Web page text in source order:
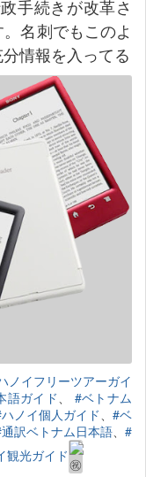
手続きが改革さ
名刺でもこのよ
情報を入ってる
ノイフリーツアーガイ
語ガイド、 #ベトナム
ノイ個人ガイド、 #ベ
訳ベトナム日本語、 #
観光ガイド